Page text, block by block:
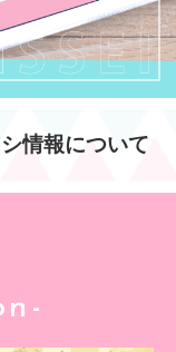
情報について